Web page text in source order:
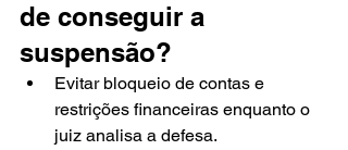
de conseguir a
suspensão?
Evitar bloqueio de contas e
restrições financeiras enquanto o
juiz analisa a defesa.